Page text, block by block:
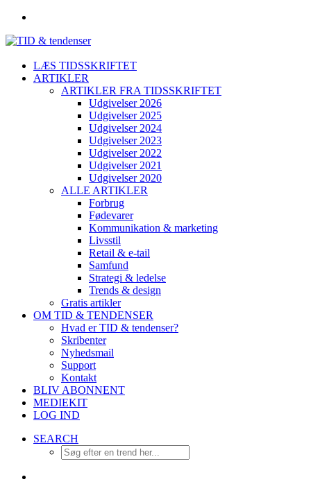
LÆS TIDSSKRIFTET
ARTIKLER
ARTIKLER FRA TIDSSKRIFTET
Udgivelser 2026
Udgivelser 2025
Udgivelser 2024
Udgivelser 2023
Udgivelser 2022
Udgivelser 2021
Udgivelser 2020
ALLE ARTIKLER
Forbrug
Fødevarer
Kommunikation & marketing
Livsstil
Retail & e-tail
Samfund
Strategi & ledelse
Trends & design
Gratis artikler
OM TID & TENDENSER
Hvad er TID & tendenser?
Skribenter
Nyhedsmail
Support
Kontakt
BLIV ABONNENT
MEDIEKIT
LOG IND
SEARCH